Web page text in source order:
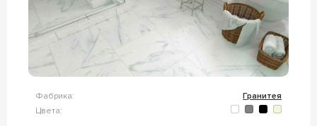
Фабрика:
Гранитея
Цвета: